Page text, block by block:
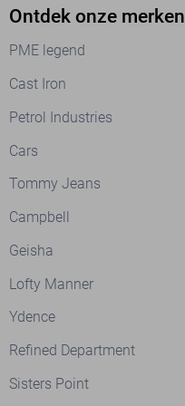
Ontdek onze merken
PME legend
Cast Iron
Petrol Industries
Cars
Tommy Jeans
Campbell
Geisha
Lofty Manner
Ydence
Refined Department
Sisters Point